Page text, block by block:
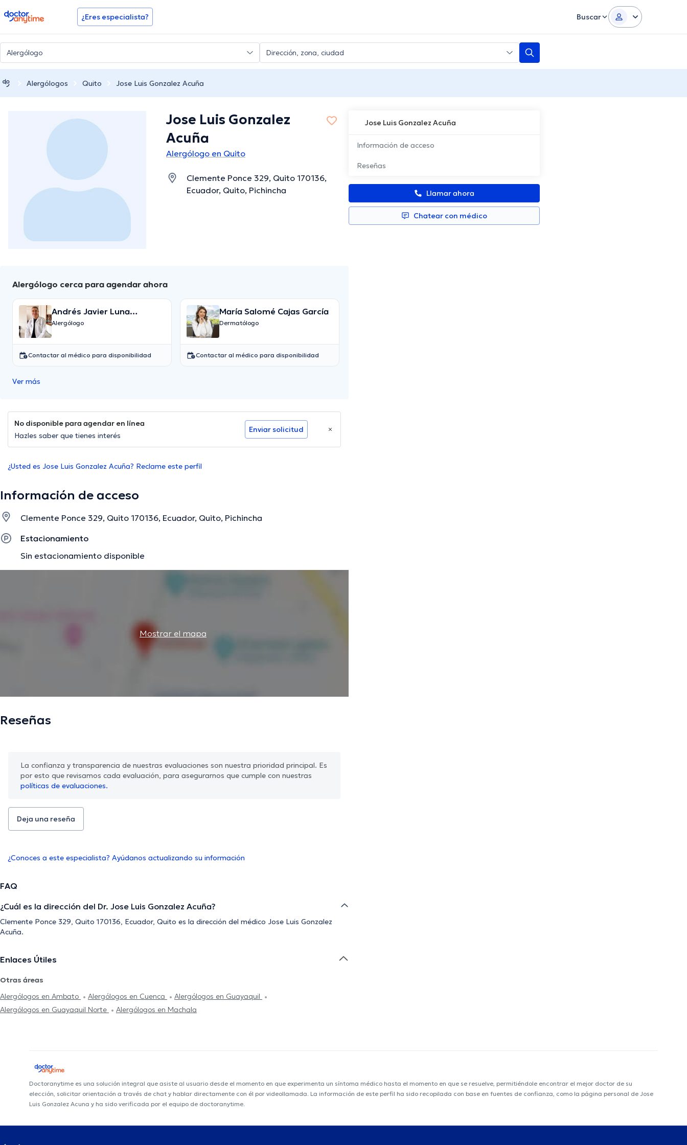
doctoranytime ¿Eres especialista? Buscar
Alergólogos Quito Jose Luis Gonzalez Acuña
Jose Luis Gonzalez Acuña
Información de acceso
Reseñas
Llamar ahora
Chatear con médico
Jose Luis Gonzalez
Acuña
Alergólogo en Quito
Clemente Ponce 329, Quito 170136,
Ecuador, Quito, Pichincha
Alergólogo cerca para agendar ahora
Andrés Javier Luna
Valverde
Alergólogo
Contactar al médico para disponibilidad
María Salomé Cajas García
Dermatólogo
Contactar al médico para disponibilidad
Ver más
No disponible para agendar en línea
Hazles saber que tienes interés
Enviar solicitud
¿Usted es Jose Luis Gonzalez Acuña? Reclame este perfil
Información de acceso
Clemente Ponce 329, Quito 170136, Ecuador, Quito, Pichincha
Estacionamiento
Sin estacionamiento disponible
Mostrar el mapa
Reseñas
La confianza y transparencia de nuestras evaluaciones son nuestra prioridad principal. Es
por esto que revisamos cada evaluación, para asegurarnos que cumple con nuestras
políticas de evaluaciones.
Deja una reseña
¿Conoces a este especialista? Ayúdanos actualizando su información
FAQ
¿Cuál es la dirección del Dr. Jose Luis Gonzalez Acuña?
Clemente Ponce 329, Quito 170136, Ecuador, Quito es la dirección del médico Jose Luis Gonzalez
Acuña.
Enlaces Útiles
Otras áreas
Alergólogos en Ambato
Alergólogos en Cuenca
Alergólogos en Guayaquil
Alergólogos en Guayaquil Norte
Alergólogos en Machala
Doctoranytime es una solución integral que asiste al usuario desde el momento en que experimenta un síntoma médico hasta el momento en que se resuelve, permitiéndole encontrar el mejor doctor de su
elección, solicitar orientación a través de chat y hablar directamente con él por videollamada. La información de este perfil ha sido recopilada con base en fuentes de confianza, como la página personal de Jose
Luis Gonzalez Acuna y ha sido verificada por el equipo de doctoranytime.